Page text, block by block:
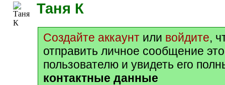
Таня К
Создайте аккаунт или войдите,
отправить личное сообщение
пользователю и увидеть его
контактные данные